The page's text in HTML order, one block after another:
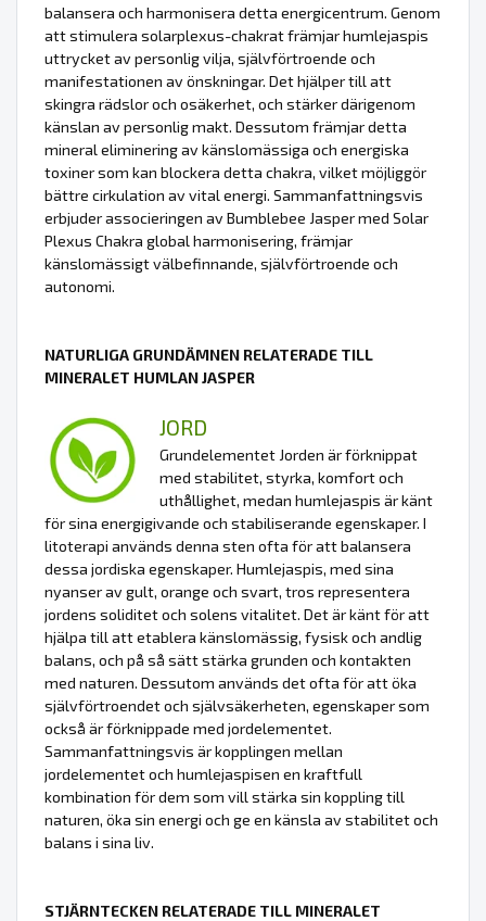
balansera och harmonisera detta energicentrum. Genom
att stimulera solarplexus-chakrat främjar humlejaspis
uttrycket av personlig vilja, självförtroende och
manifestationen av önskningar. Det hjälper till att
skingra rädslor och osäkerhet, och stärker därigenom
känslan av personlig makt. Dessutom främjar detta
mineral eliminering av känslomässiga och energiska
toxiner som kan blockera detta chakra, vilket möjliggör
bättre cirkulation av vital energi. Sammanfattningsvis
erbjuder associeringen av Bumblebee Jasper med Solar
Plexus Chakra global harmonisering, främjar
känslomässigt välbefinnande, självförtroende och
autonomi.
NATURLIGA GRUNDÄMNEN RELATERADE TILL
MINERALET HUMLAN JASPER
JORD
Grundelementet Jorden är förknippat
med stabilitet, styrka, komfort och
uthållighet, medan humlejaspis är känt
för sina energigivande och stabiliserande egenskaper. I
litoterapi används denna sten ofta för att balansera
dessa jordiska egenskaper. Humlejaspis, med sina
nyanser av gult, orange och svart, tros representera
jordens soliditet och solens vitalitet. Det är känt för att
hjälpa till att etablera känslomässig, fysisk och andlig
balans, och på så sätt stärka grunden och kontakten
med naturen. Dessutom används det ofta för att öka
självförtroendet och självsäkerheten, egenskaper som
också är förknippade med jordelementet.
Sammanfattningsvis är kopplingen mellan
jordelementet och humlejaspisen en kraftfull
kombination för dem som vill stärka sin koppling till
naturen, öka sin energi och ge en känsla av stabilitet och
balans i sina liv.
STJÄRNTECKEN RELATERADE TILL MINERALET